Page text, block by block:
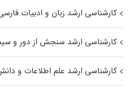
کارشناسی ارشد زبان و ادبیات
کارشناسی ارشد سنجش از دور و
کارشناسی ارشد علم اطلاعات و